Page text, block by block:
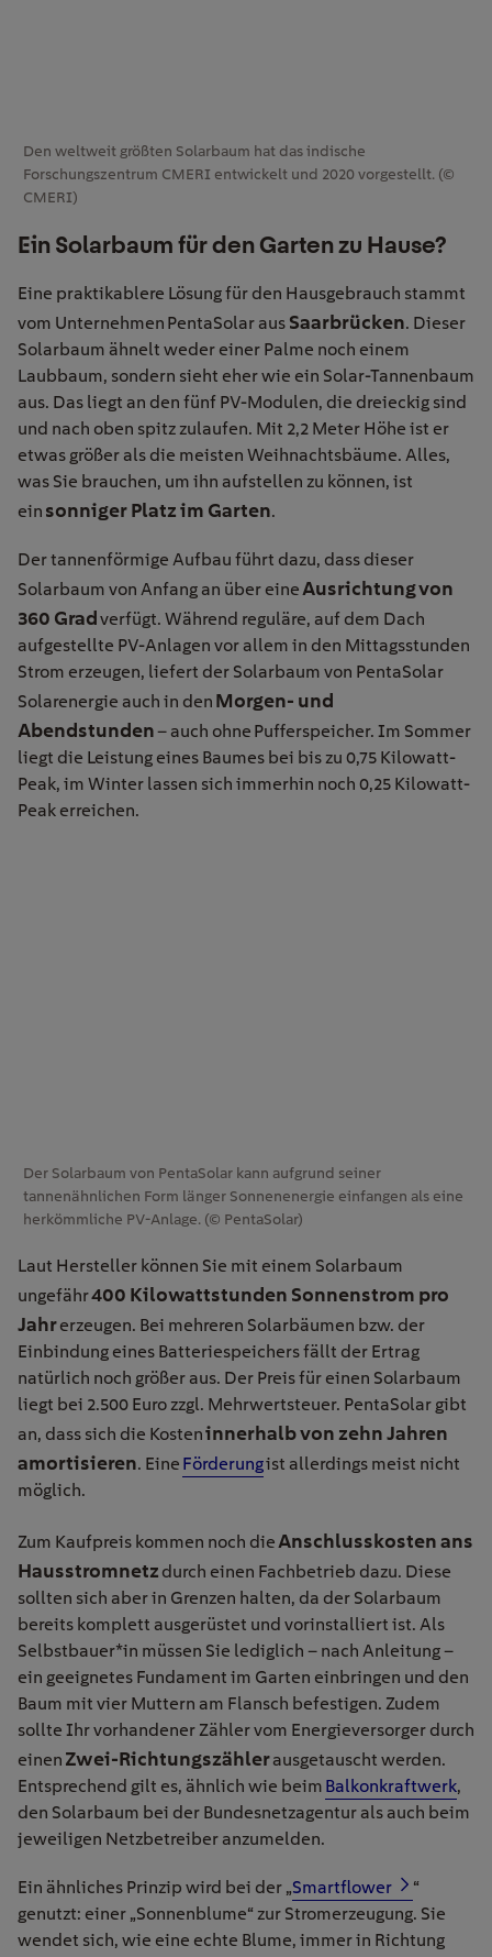
Den weltweit größten Solarbaum hat das indische
Forschungszentrum CMERI entwickelt und 2020 vorgestellt. (©
CMERI)
Ein Solarbaum für den Garten zu Hause?
Eine praktikablere Lösung für den Hausgebrauch stammt
vom Unternehmen PentaSolar aus Saarbrücken. Dieser
Solarbaum ähnelt weder einer Palme noch einem
Laubbaum, sondern sieht eher wie ein Solar-Tannenbaum
aus. Das liegt an den fünf PV-Modulen, die dreieckig sind
und nach oben spitz zulaufen. Mit 2,2 Meter Höhe ist er
etwas größer als die meisten Weihnachtsbäume. Alles,
was Sie brauchen, um ihn aufstellen zu können, ist
ein sonniger Platz im Garten.
Der tannenförmige Aufbau führt dazu, dass dieser
Solarbaum von Anfang an über eine Ausrichtung von
360 Gradverfügt. Während reguläre, auf dem Dach
aufgestellte PV-Anlagen vor allem in den Mittagsstunden
Strom erzeugen, liefert der Solarbaum von PentaSolar
Solarenergie auch in den Morgen- und
Abendstunden– auch ohne Pufferspeicher. Im Sommer
liegt die Leistung eines Baumes bei bis zu 0,75 Kilowatt-
Peak, im Winter lassen sich immerhin noch 0,25 Kilowatt-
Peak erreichen.
Der Solarbaum von PentaSolar kann aufgrund seiner
tannenähnlichen Form länger Sonnenenergie einfangen als eine
herkömmliche PV-Anlage. (© PentaSolar)
Laut Hersteller können Sie mit einem Solarbaum
ungefähr400 Kilowattstunden Sonnenstrom pro
Jahrerzeugen. Bei mehreren Solarbäumen bzw. der
Einbindung eines Batteriespeichers fällt der Ertrag
natürlich noch größer aus. Der Preis für einen Solarbaum
liegt bei 2.500 Euro zzgl. Mehrwertsteuer. PentaSolar gibt
an, dass sich die Kosteninnerhalb von zehn Jahren
amortisieren. Eine Förderungist allerdings meist nicht
möglich.
Zum Kaufpreis kommen noch die Anschlusskosten ans
Hausstromnetz durch einen Fachbetrieb dazu. Diese
sollten sich aber in Grenzen halten, da der Solarbaum
bereits komplett ausgerüstet und vorinstalliert ist. Als
Selbstbauer*in müssen Sie lediglich – nach Anleitung –
ein geeignetes Fundament im Garten einbringen und den
Baum mit vier Muttern am Flansch befestigen. Zudem
sollte Ihr vorhandener Zähler vom Energieversorger durch
einen Zwei-Richtungszählerausgetauscht werden.
Entsprechend gilt es, ähnlich wie beim Balkonkraftwerk,
den Solarbaum bei der Bundesnetzagentur als auch beim
jeweiligen Netzbetreiber anzumelden.
Ein ähnliches Prinzip wird bei der „Smartflower
“
genutzt: einer „Sonnenblume“ zur Stromerzeugung. Sie
wendet sich, wie eine echte Blume, immer in Richtung